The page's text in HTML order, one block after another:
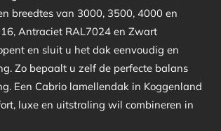
breedtes van 3000, 3500, 4000 en
Antraciet RAL7024 en Zwart
en sluit u het dak eenvoudig en
Zo bepaalt u zelf de perfecte balans
Een Cabrio lamellendak in Koggenland
luxe en uitstraling wil combineren in